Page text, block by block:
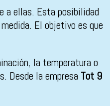
a ellas. Esta posibilidad
El objetivo es que
la temperatura o
Desde la empresa Tot 9